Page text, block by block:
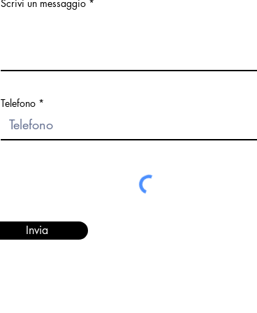
Scrivi un messaggio
Telefono
Invia